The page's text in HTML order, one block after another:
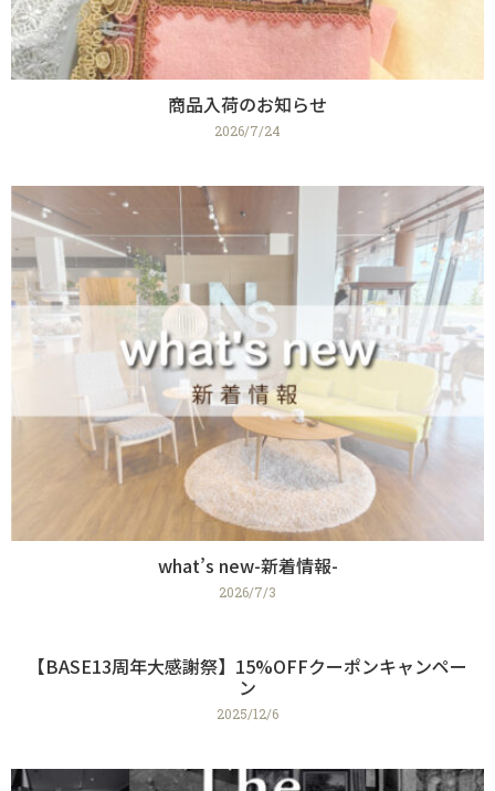
商品入荷のお知らせ
2026/7/24
what’s new-新着情報-
2026/7/3
【BASE13周年大感謝祭】15%OFFクーポンキャンペー
ン
2025/12/6